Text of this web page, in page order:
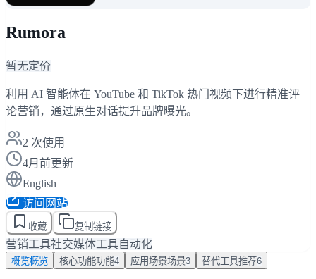
Rumora
暂无定价
利用 AI 智能体在 YouTube 和 TikTok 热门视频下进行精准评
论营销，通过原生对话提升品牌曝光。
2 次使用
4月前更新
English
访问网站
收藏 复制链接
营销工具社交媒体工具自动化
概览概览 核心功能功能4 应用场景场景3 替代工具推荐6